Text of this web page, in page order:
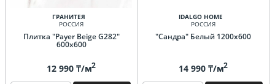
ГРАНИТЕЯ
РОССИЯ
Плитка "Payer Beige G282"
600х600
12 990 ₸/м2
IDALGO HOME
РОССИЯ
"Сандра" Белый 1200х600
14 990 ₸/м2